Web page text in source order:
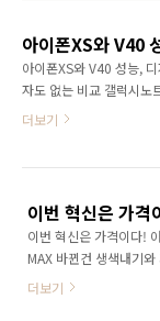
아이폰XS와 V40 성능,
자도 없는 비교 갤럭시노
플래그십 시장은 V40 씽
와 V40 스펙은? 아이폰
다음과 같다. 디스플레
Super Retina OLED 디
6.4" POLED 운영체제
더보기
이번 혁신은 가격이다!
MAX 바뀐건 생색내기
이폰XS MAX가 아이폰X
더보기